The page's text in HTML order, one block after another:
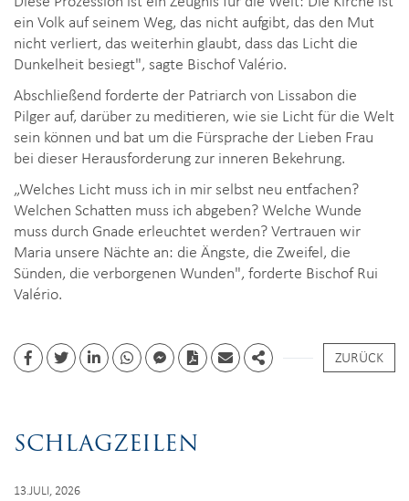
ein Volk auf seinem Weg, das nicht aufgibt, das den Mut
nicht verliert, das weiterhin glaubt, dass das Licht die
Dunkelheit besiegt", sagte Bischof Valério.
Abschließend forderte der Patriarch von Lissabon die
Pilger auf, darüber zu meditieren, wie sie Licht für die Welt
sein können und bat um die Fürsprache der Lieben Frau
bei dieser Herausforderung zur inneren Bekehrung.
„Welches Licht muss ich in mir selbst neu entfachen?
Welchen Schatten muss ich abgeben? Welche Wunde
muss durch Gnade erleuchtet werden? Vertrauen wir
Maria unsere Nächte an: die Ängste, die Zweifel, die
Sünden, die verborgenen Wunden", forderte Bischof Rui
Valério.
FacebookTwitterLinkedinwhatsappfacebook messenger
PDF EmailShare
ZURÜCK
SCHLAGZEILEN
13.JULI, 2026